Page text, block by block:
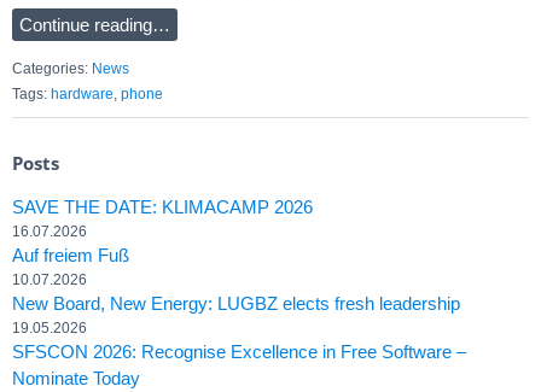
Continue reading…
Categories: News
Tags: hardware, phone
Posts
SAVE THE DATE: KLIMACAMP 2026
16.07.2026
Auf freiem Fuß
10.07.2026
New Board, New Energy: LUGBZ elects fresh leadership
19.05.2026
SFSCON 2026: Recognise Excellence in Free Software –
Nominate Today